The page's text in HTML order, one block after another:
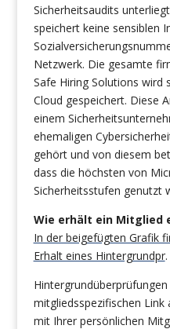
Sicherheitsaudits
speichert keine sensiblen
Netzwerk. Die gesamte
Safe Hiring Solutions wird
Cloud gespeichert. Diese
einem
ehemaligen
gehört und von diesem
dass die höchsten von
Sicherheitsstufen genutzt
Wie erhält ein Mitglied
In der beigefügten Grafik
Erhalt eines Hintergrundpr.
mitgliedsspezifischen Link
mit Ihrer persönlichen